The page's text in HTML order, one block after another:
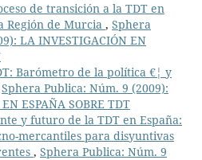
de transición a la TDT en
Región de Murcia , Sphera
LA INVESTIGACIÓN EN
Barómetro de la política €¦ y
Sphera Publica: Núm. 9 (2009):
ESPAÑA SOBRE TDT
y futuro de la TDT en España:
mercantiles para disyuntivas
, Sphera Publica: Núm. 9